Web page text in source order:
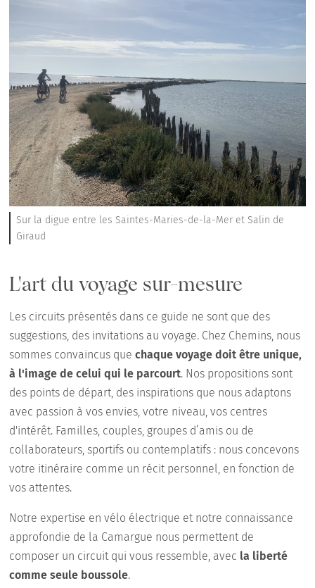
Sur la digue entre les Saintes-Maries-de-la-Mer et Salin de
Giraud
L'art du voyage sur-mesure
Les circuits présentés dans ce guide ne sont que des
suggestions, des invitations au voyage. Chez Chemins, nous
sommes convaincus quechaque voyage doit être unique,
à l'image de celui qui le parcourt. Nos propositions sont
des points de départ, des inspirations que nous adaptons
avec passion à vos envies, votre niveau, vos centres
d'intérêt. Familles, couples, groupes d’amis ou de
collaborateurs, sportifs ou contemplatifs : nous concevons
votre itinéraire comme un récit personnel, en fonction de
vos attentes.
Notre expertise en vélo électrique et notre connaissance
approfondie de la Camargue nous permettent de
composer un circuit qui vous ressemble, avec la liberté
comme seule boussole.